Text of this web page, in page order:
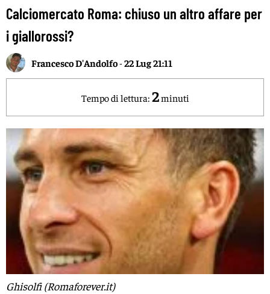
Calciomercato Roma: chiuso un altro affare per
i giallorossi?
Francesco D'Andolfo-22 Lug 21:11
Tempo di lettura: 2minuti
Ghisolfi (Romaforever.it)